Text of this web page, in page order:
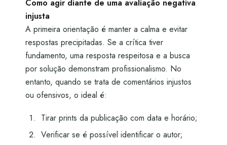
Como agir diante de uma avaliação negativa
injusta
A primeira orientação é manter a calma e evitar
respostas precipitadas. Se a crítica tiver
fundamento, uma resposta respeitosa e a busca
por solução demonstram profissionalismo. No
entanto, quando se trata de comentários injustos
ou ofensivos, o ideal é:
Tirar prints da publicação com data e horário;
Verificar se é possível identificar o autor;